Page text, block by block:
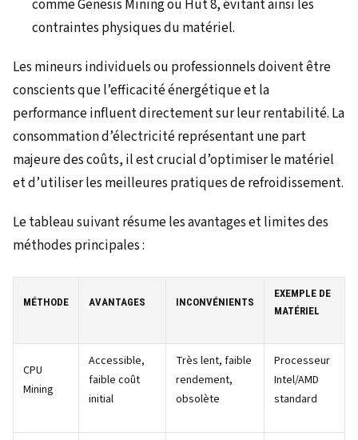
comme Genesis Mining ou Hut 8, évitant ainsi les
contraintes physiques du matériel.
Les mineurs individuels ou professionnels doivent être
conscients que l’efficacité énergétique et la
performance influent directement sur leur rentabilité. La
consommation d’électricité représentant une part
majeure des coûts, il est crucial d’optimiser le matériel
et d’utiliser les meilleures pratiques de refroidissement.
Le tableau suivant résume les avantages et limites des
méthodes principales :
MÉTHODE AVANTAGES INCONVÉNIENTS
EXEMPLE DE
MATÉRIEL
CPU
Mining
Accessible,
faible coût
initial
Très lent, faible
rendement,
obsolète
Processeur
Intel/AMD
standard